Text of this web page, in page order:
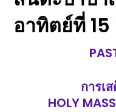
อาทิตย์ที่
การเ
HOLY